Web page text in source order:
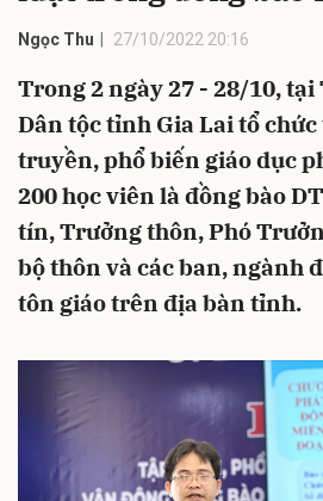
Ngọc Thu 27/10/2022 20:16
Trong 2 ngày 27 - 28/10,
Dân tộc tỉnh Gia Lai tổ
truyền, phổ biến giáo dục
200 học viên là đồng bào
tín, Trưởng thôn, Phó
bộ thôn và các ban, ngành
tôn giáo trên địa bàn tỉnh.